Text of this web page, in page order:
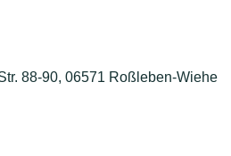
88-90, 06571 Roßleben-Wiehe